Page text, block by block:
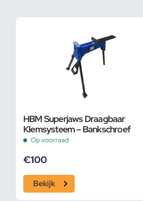
HBM Superjaws Draagbaar
Klemsysteem – Bankschroef
Op voorraad
€100
Bekijk